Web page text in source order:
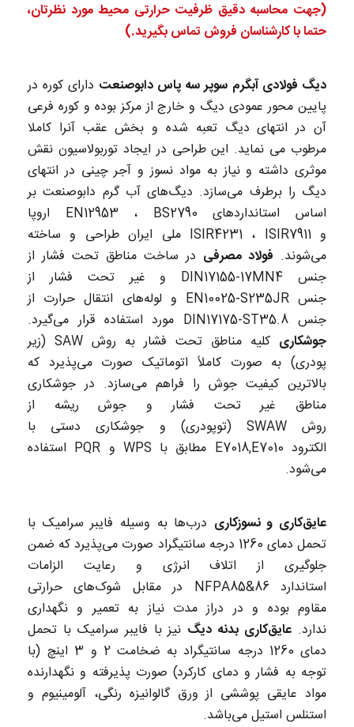
(جهت محاسبه دقیق ظرفیت حرارتی محیط مورد نظرتان،
حتما با کارشناسان فروش تماس بگیرید.)
دیگ فولادی آبگرم سوپر سه پاس دابوصنعت دارای کوره در
پایین محور عمودی دیگ و خارج از مرکز بوده و کوره فرعی
آن در انتهای دیگ تعبه شده و بخش عقب آنرا کاملا
مرطوب می نماید. این طراحی در ایجاد توربولاسیون نقش
موثری داشته و نیاز به مواد نسوز و آجر چینی در انتهای
دیگ را برطرف می‌سازد. دیگ‌های آب گرم دابوصنعت بر
اساس استانداردهای EN12953 ، BS2790 اروپا
و ISIR4231 ، ISIR7911 ملی ایران طراحی و ساخته
می‌شوند. فولاد مصرفی در ساخت مناطق تحت فشار از
جنس DIN17155-17MN4 و غیر تحت فشار از
جنس EN10025-S235JR و لوله‌های انتقال حرارت از
جنس DIN17175-ST35.8 مورد استفاده قرار می‌گیرد.
جوشکاری
کلیه مناطق تحت فشار به روش SAW (زیر
پودری) به صورت کاملاً اتوماتیک صورت می‌پذیرد که
بالاترین کیفیت جوش را فراهم می‌سازد. در جوشکاری
مناطق غیر تحت فشار و جوش ریشه از
روش SWAW (توپودری) و جوشکاری دستی با
الکترود E7018,E7010 مطابق با WPS و PQR استفاده
می‌شود.
عایق‌کاری و نسوزکاری درب‌ها به وسیله فایبر سرامیک با
تحمل دمای 1260 درجه سانتیگراد صورت می‌پذیرد که ضمن
جلوگیری از اتلاف انرژی و رعایت الزامات
استاندارد NFPA85&86 در مقابل شوک‌های حرارتی
مقاوم بوده و در دراز مدت نیاز به تعمیر و نگهداری
ندارد. عایق‌کاری بدنه دیگ نیز با فایبر سرامیک با تحمل
دمای 1260 درجه سانتیگراد به ضخامت 2 و 3 اینچ (با
توجه به فشار و دمای کارکرد) صورت پذیرفته و نگهدارنده
مواد عایقی پوششی از ورق گالوانیزه رنگی، آلومینیوم و
استنلس استیل می‌باشد.